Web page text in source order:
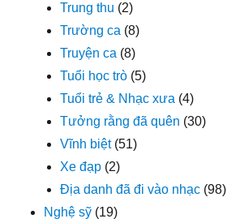
Trung thu (2)
Trường ca (8)
Truyện ca (8)
Tuổi học trò (5)
Tuổi trẻ & Nhạc xưa (4)
Tưởng rằng đã quên (30)
Vĩnh biệt(51)
Xe đạp (2)
Địa danh đã đi vào nhạc (98)
Nghệ sỹ (19)